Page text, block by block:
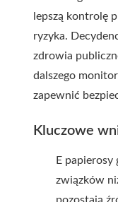
lepszą kontrolę
ryzyka.
zdrowia
dalszego
zapewnić
Kluczowe
E
związków